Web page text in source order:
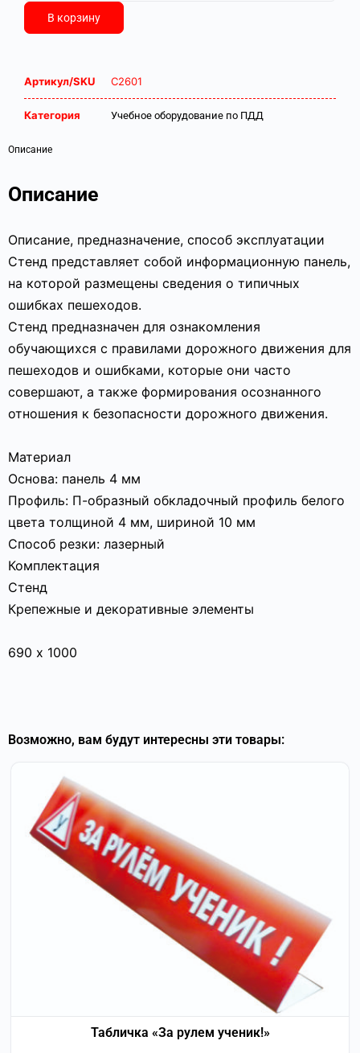
В корзину
Артикул/SKU С2601
Категория Учебное оборудование по ПДД
Описание
Описание
Описание, предназначение, способ эксплуатации
Стенд представляет собой информационную панель,
на которой размещены сведения о типичных
ошибках пешеходов.
Стенд предназначен для ознакомления
обучающихся с правилами дорожного движения для
пешеходов и ошибками, которые они часто
совершают, а также формирования осознанного
отношения к безопасности дорожного движения.
Материал
Основа: панель 4 мм
Профиль: П-образный обкладочный профиль белого
цвета толщиной 4 мм, шириной 10 мм
Способ резки: лазерный
Комплектация
Стенд
Крепежные и декоративные элементы
690 х 1000
Возможно, вам будут интересны эти товары:
Табличка «За рулем ученик!»